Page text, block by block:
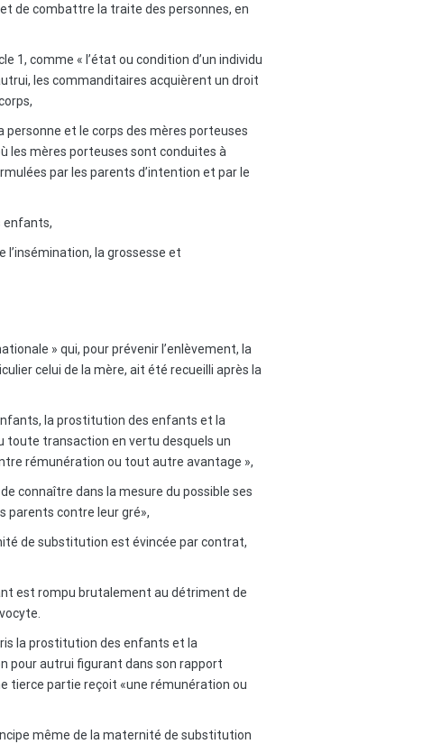
de combattre la traite des personnes, en
1, comme « l’état ou condition d’un individu
les commanditaires acquièrent un droit
et le corps des mères porteuses
les mères porteuses sont conduites à
par les parents d’intention et par le
enfants,
l’insémination, la grossesse et
» qui, pour prévenir l’enlèvement, la
celui de la mère, ait été recueilli après la
la prostitution des enfants et la
toute transaction en vertu desquels un
rémunération ou tout autre avantage »,
connaître dans la mesure du possible ses
parents contre leur gré»,
de substitution est évincée par contrat,
est rompu brutalement au détriment de
la prostitution des enfants et la
pour autrui figurant dans son rapport
tierce partie reçoit «une rémunération ou
même de la maternité de substitution